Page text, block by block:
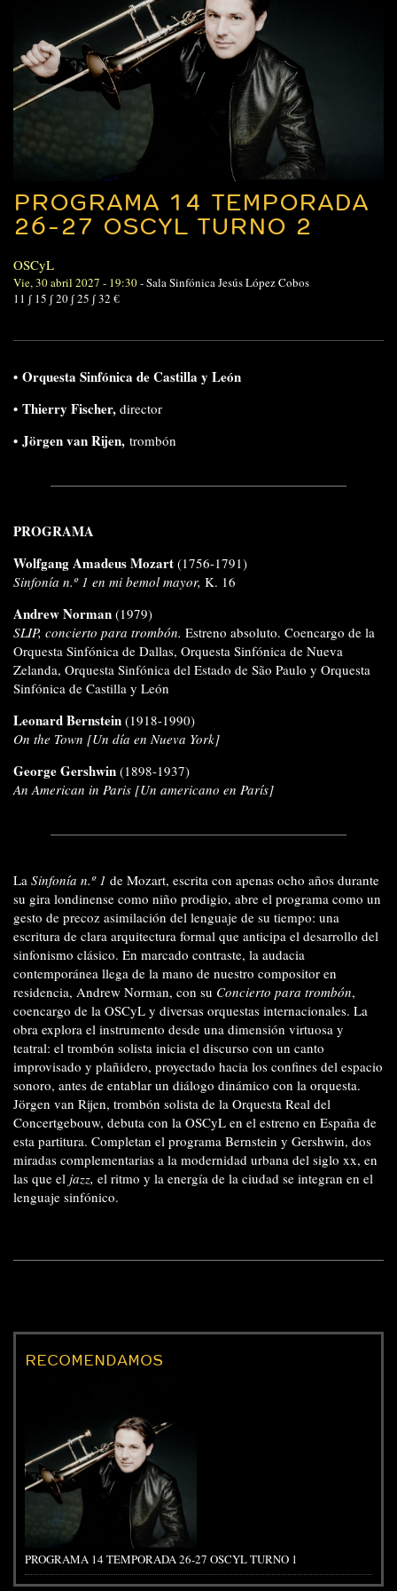
PROGRAMA 14 TEMPORADA
26-27 OSCYL TURNO 2
OSCyL
Vie, 30 abril 2027 - 19:30-Sala Sinfónica Jesús López Cobos
11 ∫ 15 ∫ 20 ∫ 25 ∫ 32 €
• Orquesta Sinfónica de Castilla y León
• Thierry Fischer, director
• Jörgen van Rijen, trombón
PROGRAMA
Wolfgang Amadeus Mozart (1756-1791)
Sinfonía n.º 1 en mi bemol mayor, K. 16
Andrew Norman (1979)
SLIP, concierto para trombón. Estreno absoluto. Coencargo de la
Orquesta Sinfónica de Dallas, Orquesta Sinfónica de Nueva
Zelanda, Orquesta Sinfónica del Estado de São Paulo y Orquesta
Sinfónica de Castilla y León
Leonard Bernstein (1918-1990)
On the Town [Un día en Nueva York]
George Gershwin (1898-1937)
An American in Paris [Un americano en París]
La Sinfonía n.º 1 de Mozart, escrita con apenas ocho años durante
su gira londinense como niño prodigio, abre el programa como un
gesto de precoz asimilación del lenguaje de su tiempo: una
escritura de clara arquitectura formal que anticipa el desarrollo del
sinfonismo clásico. En marcado contraste, la audacia
contemporánea llega de la mano de nuestro compositor en
residencia, Andrew Norman, con su Concierto para trombón,
coencargo de la OSCyL y diversas orquestas internacionales. La
obra explora el instrumento desde una dimensión virtuosa y
teatral: el trombón solista inicia el discurso con un canto
improvisado y plañidero, proyectado hacia los confines del espacio
sonoro, antes de entablar un diálogo dinámico con la orquesta.
Jörgen van Rijen, trombón solista de la Orquesta Real del
Concertgebouw, debuta con la OSCyL en el estreno en España de
esta partitura. Completan el programa Bernstein y Gershwin, dos
miradas complementarias a la modernidad urbana del siglo xx, en
las que el jazz, el ritmo y la energía de la ciudad se integran en el
lenguaje sinfónico.
RECOMENDAMOS
PROGRAMA 14 TEMPORADA 26-27 OSCYL TURNO 1